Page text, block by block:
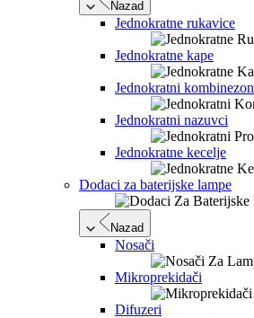
Nazad
Jednokratne rukavice
Jednokratne kape
Jednokratni kombinezon
Jednokratni nazuvci
Jednokratne kecelje
Dodaci za baterijske lampe
Nazad
Nosači
Mikroprekidači
Difuzeri